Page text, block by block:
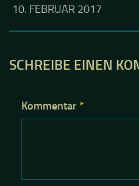
10. FEBRUAR 2017
SCHREIBE EINEN
Kommentar *